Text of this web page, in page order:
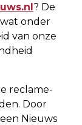
? De
onder
van onze
reclame-
Door
Nieuws